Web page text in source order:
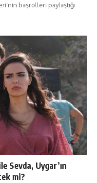
başrolleri paylaştığı
Sevda, Uygar’ın
mi?